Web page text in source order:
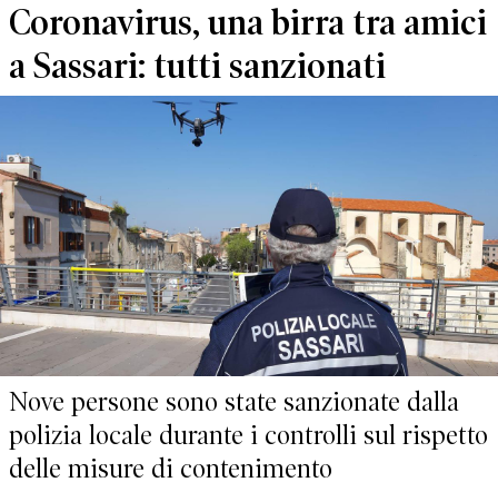
Coronavirus, una birra tra amici
a Sassari: tutti sanzionati
Nove persone sono state sanzionate dalla
polizia locale durante i controlli sul rispetto
delle misure di contenimento